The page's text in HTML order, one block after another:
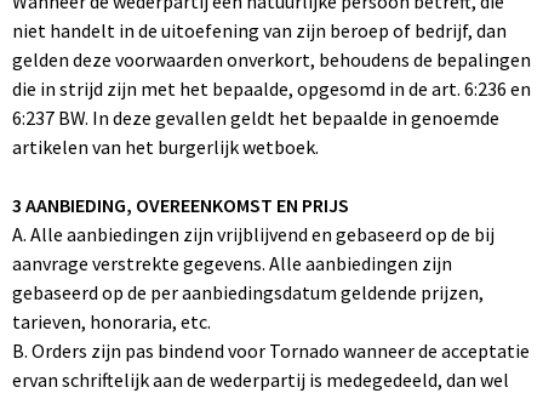
Waterflesjes
Themapakketten
Collegetassen
Draagtassen
Duffeltassen
Fietstassen
Reistassen
niet handelt in de uitoefening van zijn beroep of bedrijf, dan
gelden deze voorwaarden onverkort, behoudens de bepalingen
die in strijd zijn met het bepaalde, opgesomd in de art. 6:236 en
6:237 BW. In deze gevallen geldt het bepaalde in genoemde
artikelen van het burgerlijk wetboek.
3 AANBIEDING, OVEREENKOMST EN PRIJS
A. Alle aanbiedingen zijn vrijblijvend en gebaseerd op de bij
aanvrage verstrekte gegevens. Alle aanbiedingen zijn
gebaseerd op de per aanbiedingsdatum geldende prijzen,
tarieven, honoraria, etc.
B. Orders zijn pas bindend voor Tornado wanneer de acceptatie
ervan schriftelijk aan de wederpartij is medegedeeld, dan wel